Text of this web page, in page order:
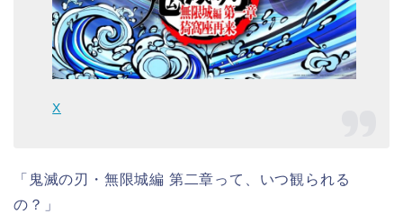
X
「鬼滅の刃・無限城編 第二章って、いつ観られる
の？」